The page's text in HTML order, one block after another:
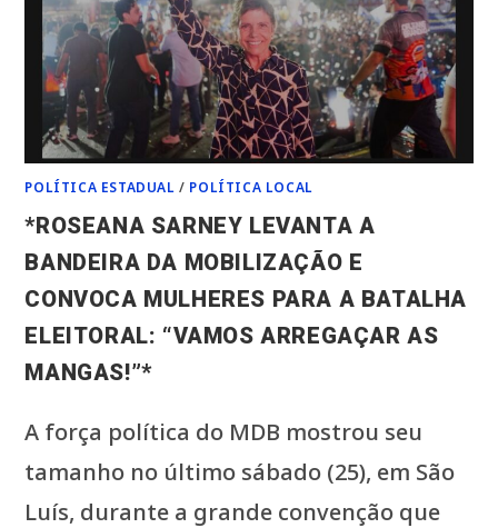
MUDAM
A
VIDA
DA
POPULAÇÃO*
POLÍTICA ESTADUAL / POLÍTICA LOCAL
*ROSEANA SARNEY LEVANTA A
BANDEIRA DA MOBILIZAÇÃO E
CONVOCA MULHERES PARA A BATALHA
ELEITORAL: “VAMOS ARREGAÇAR AS
MANGAS!”*
A força política do MDB mostrou seu
tamanho no último sábado (25), em São
Luís, durante a grande convenção que